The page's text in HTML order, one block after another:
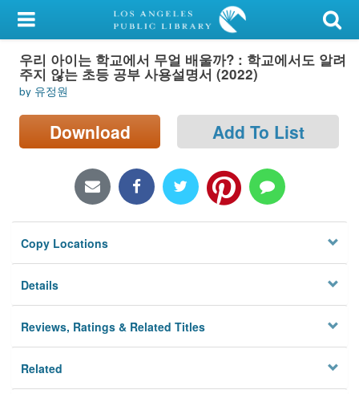
My Account
Library Card
Sign In
Search
Locations/Hours (external
Privacy
우리 아이는 학교에서 무얼 배울까? : 학교에서도 알려
주지 않는 초등 공부 사용설명서 (2022)
by 유정원
Download Add To List
Copy Locations
Details
Reviews, Ratings & Related Titles
Related